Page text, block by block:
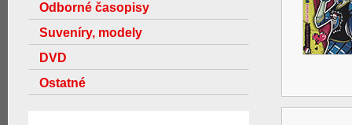
Odborné časopisy
Suveníry, modely
DVD
Ostatné